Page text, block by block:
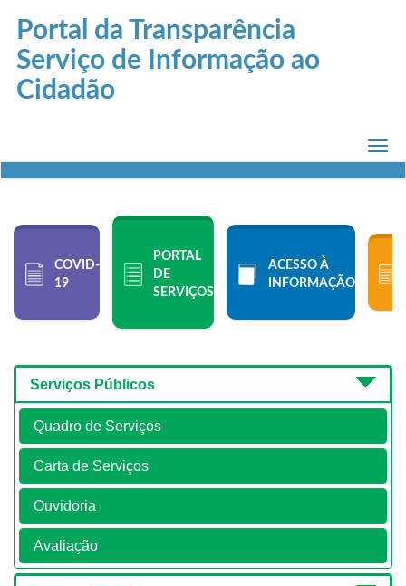
Portal da Transparência
Serviço de Informação ao
Cidadão
COVID-
19
PORTAL
DE
SERVIÇOS
ACESSO À
INFORMAÇÃO
Serviços Públicos
Quadro de Serviços
Carta de Serviços
Ouvidoria
Avaliação